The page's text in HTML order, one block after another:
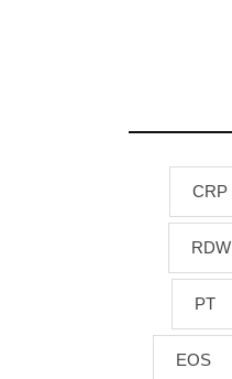
CRP
RDW
PT
EOS